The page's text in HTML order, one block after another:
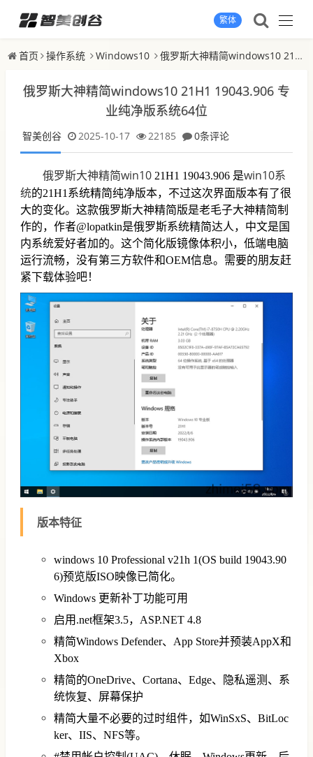
繁体
首页 操作系统 Windows10 俄罗斯大神精简windows10 21H1 19043.906 专业纯净版系统64位
俄罗斯大神精简windows10 21H1 19043.906 专
业纯净版系统64位
智美创谷 2025-10-17 22185 0条评论
俄罗斯大神精简win10 21H1 19043.906 是win10系
统的21H1系统精简纯净版本，不过这次界面版本有了很
大的变化。这款俄罗斯大神精简版是老毛子大神精简制
作的，作者@lopatkin是俄罗斯系统精简达人，中文是国
内系统爱好者加的。这个简化版镜像体积小，低端电脑
运行流畅，没有第三方软件和OEM信息。需要的朋友赶
紧下载体验吧！
版本特征
windows 10 Professional v21h 1(OS build 19043.90
6)预览版ISO映像已简化。
Windows 更新补丁功能可用
启用.net框架3.5，ASP.NET 4.8
精简Windows Defender、App Store并预装AppX和
Xbox
精简的OneDrive、Cortana、Edge、隐私遥测、系
统恢复、屏幕保护
精简大量不必要的过时组件，如WinSxS、BitLoc
ker、IIS、NFS等。